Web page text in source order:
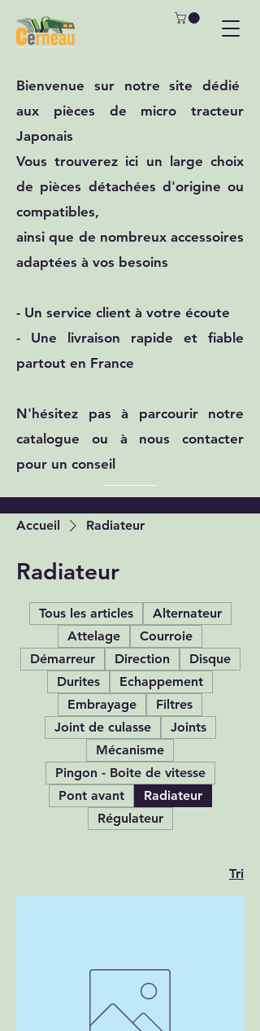
Bienvenue sur notre site dédié
aux pièces de micro tracteur
Japonais
Vous trouverez ici un large choix
de pièces détachées d'origine ou
compatibles,
ainsi que de nombreux accessoires
adaptées à vos besoins
- Un service client à votre écoute
- Une livraison rapide et fiable
partout en France
N'hésitez pas à parcourir notre
catalogue ou à nous contacter
pour un conseil
Accueil Radiateur
Radiateur
Tous les articles
Alternateur
Attelage
Courroie
Démarreur
Direction
Disque
Durites
Echappement
Embrayage
Filtres
Joint de culasse
Joints
Mécanisme
Pingon - Boite de vitesse
Pont avant
Radiateur
Régulateur
Tri